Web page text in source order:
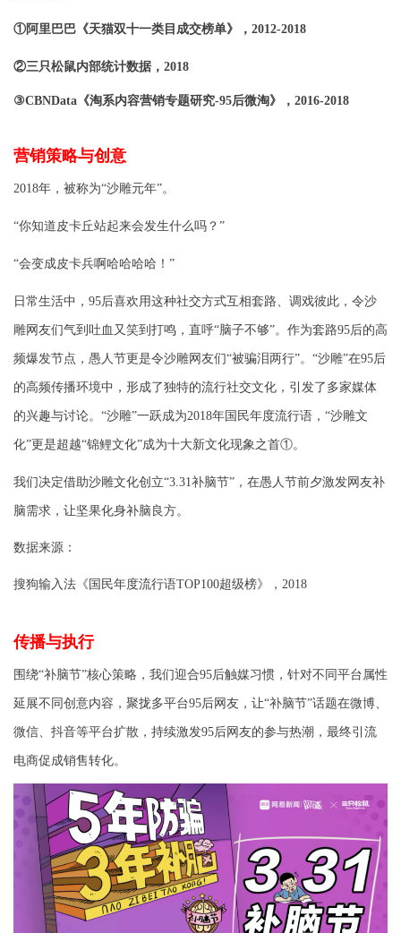
①阿里巴巴《天猫双十一类目成交榜单》， 2012-2018
②三只松鼠内部统计数据， 2018
③CBNData 《淘系内容营销专题研究-95后微淘》， 2016-2018
营销策略与创意
2018年，被称为“沙雕元年”。
“你知道皮卡丘站起来会发生什么吗？”
“会变成皮卡兵啊哈哈哈哈！”
日常生活中，95后喜欢用这种社交方式互相套路、调戏彼此，令沙
雕网友们气到吐血又笑到打鸣，直呼“脑子不够”。作为套路95后的高
频爆发节点，愚人节更是令沙雕网友们“被骗泪两行”。“沙雕”在95后
的高频传播环境中，形成了独特的流行社交文化，引发了多家媒体
的兴趣与讨论。“沙雕”一跃成为2018年国民年度流行语，“沙雕文
化”更是超越“锦鲤文化”成为十大新文化现象之首①。
我们决定借助沙雕文化创立“3.31补脑节”，在愚人节前夕激发网友补
脑需求，让坚果化身补脑良方。
数据来源：
搜狗输入法《国民年度流行语TOP100超级榜》，2018
传播与执行
围绕“补脑节”核心策略，我们迎合95后触媒习惯，针对不同平台属性
延展不同创意内容，聚拢多平台95后网友，让“补脑节”话题在微博、
微信、抖音等平台扩散，持续激发95后网友的参与热潮，最终引流
电商促成销售转化。